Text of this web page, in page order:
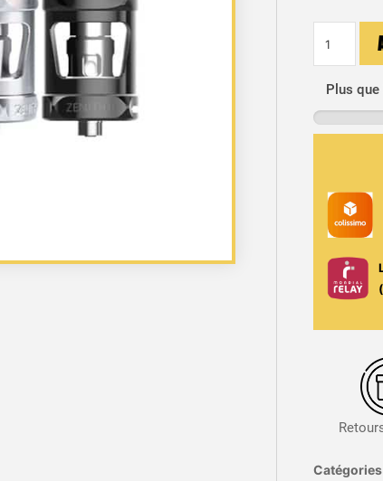
Zenith
2
Innokin
Plus que
Catégories